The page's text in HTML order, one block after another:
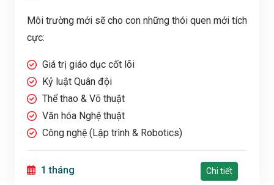
Môi trường mới sẽ cho con những thói quen mới tích
cực:
Giá trị giáo dục cốt lõi
Kỷ luật Quân đội
Thể thao & Võ thuật
Văn hóa Nghệ thuật
Công nghệ (Lập trình & Robotics)
1 tháng Chi tiết